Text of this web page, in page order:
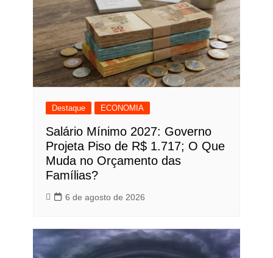
Destaque ECONOMIA
Salário Mínimo 2027: Governo
Projeta Piso de R$ 1.717; O Que
Muda no Orçamento das
Famílias?
6 de agosto de 2026